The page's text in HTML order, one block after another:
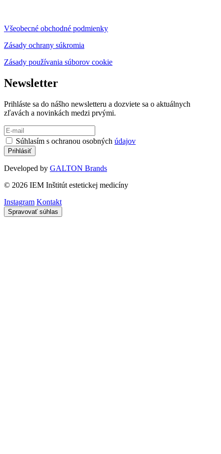
Všeobecné obchodné podmienky
Zásady ochrany súkromia
Zásady používania súborov cookie
Newsletter
Prihláste sa do nášho newsletteru a dozviete sa o aktuálnych
zľavách a novinkách medzi prvými.
Súhlasím s ochranou osobných údajov
Developed by GALTON Brands
© 2026 IEM Inštitút estetickej medicíny
Instagram Kontakt
Spravovať súhlas